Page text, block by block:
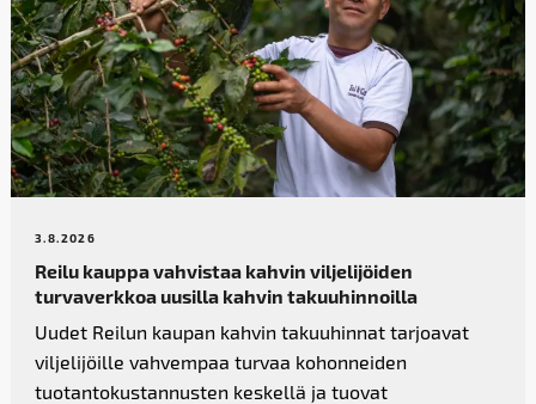
3.8.2026
Reilu kauppa vahvistaa kahvin­ viljelijöiden
turvaverkkoa uusilla kahvin takuuhinnoilla
Uudet Reilun kaupan kahvin takuuhinnat tarjoavat
viljelijöille vahvempaa turvaa kohonneiden
tuotantokustannusten keskellä ja tuovat